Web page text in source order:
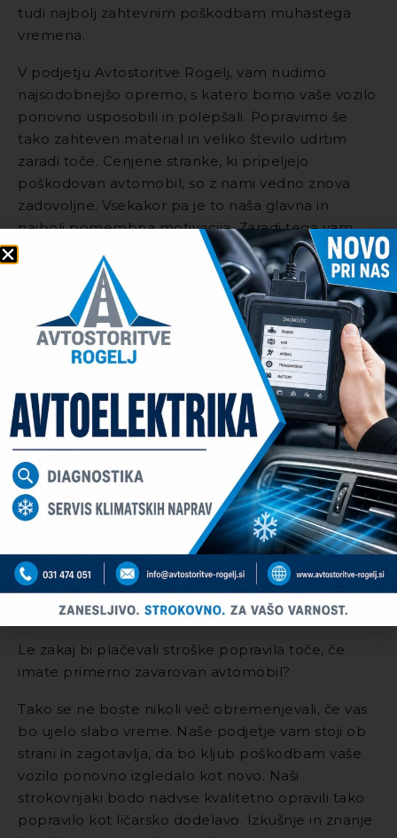
tudi najbolj zahtevnim poškodbam muhastega
vremena.
V podjetju Avtostoritve Rogelj, vam nudimo
najsodobnejšo opremo, s katero bomo vaše vozilo
ponovno usposobili in polepšali. Popravimo še
tako zahteven material in veliko število udrtim
zaradi toče. Cenjene stranke, ki pripeljejo
poškodovan avtomobil, so z nami vedno znova
zadovoljne. Vsekakor pa je to naša glavna in
najbolj pomembna motivacija. Zaradi tega vam
nudimo naše strokovnjake na tem področju, ki
bodo škodo popravili tako, kot da se ni prav nič
Vsako najmanjšo udrtino ter poškodbo na
karoseriji izvlečemo s pomočjo spoterja .
profesionalna ličarska dodelava in
vaše vozilo bo ponovno zasijalo kot novo.
Pri tem se zavedamo, da je toča velikokrat del
zavarovanja, zato imamo sklenjene pogodbene
servise za zavarovalnice:
– Triglav
– Sava
– Grawe
– Allianz
– Groupama
Le zakaj bi plačevali stroške popravila toče, če
imate primerno zavarovan avtomobil?
Tako se ne boste nikoli več obremenjevali, če vas
bo ujelo slabo vreme. Naše podjetje vam stoji ob
strani in zagotavlja, da bo kljub poškodbam vaše
vozilo ponovno izgledalo kot novo. Naši
strokovnjaki bodo nadvse kvalitetno opravili tako
popravilo kot ličarsko dodelavo. Izkušnje in znanje